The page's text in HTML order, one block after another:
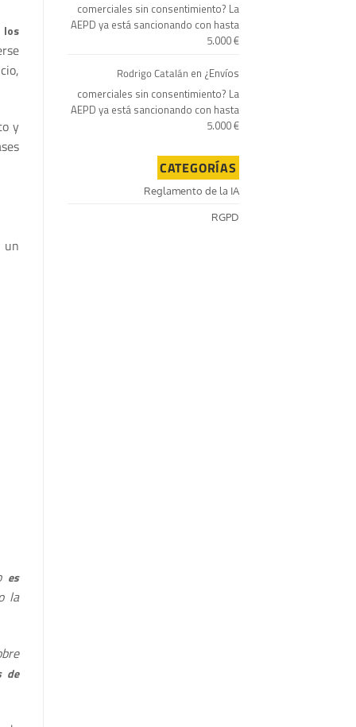
los
y
un
es
la
de
comerciales sin consentimiento? La
AEPD ya está sancionando con hasta
5.000 €
Rodrigo Catalán en ¿Envíos
comerciales sin consentimiento? La
AEPD ya está sancionando con hasta
5.000 €
CATEGORÍAS
Reglamento de la IA
RGPD